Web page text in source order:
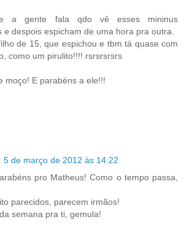
a gente fala qdo vê esses mininus
e despois espicham de uma hora pra outra.
de 15, que espichou e tbm tá quase com
como um pirulito!!!! rsrsrsrsrs
moço! E parabéns a ele!!!
5 de março de 2012 às 14:22
pro Matheus! Como o tempo passa,
parecidos, parecem irmãos!
semana pra ti, gemula!